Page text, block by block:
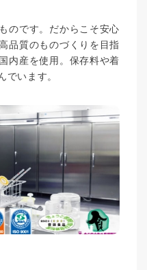
のです。だからこそ安心
品質のものづくりを目指
内産を使用。保存料や着
でいます。